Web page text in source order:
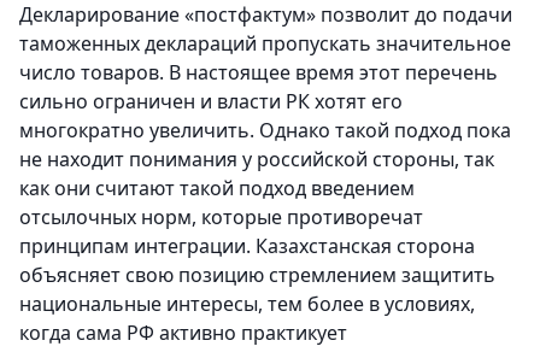
Декларирование «постфактум» позволит до подачи
таможенных деклараций пропускать значительное
число товаров. В настоящее время этот перечень
сильно ограничен и власти РК хотят его
многократно увеличить. Однако такой подход пока
не находит понимания у российской стороны, так
как они считают такой подход введением
отсылочных норм, которые противоречат
принципам интеграции. Казахстанская сторона
объясняет свою позицию стремлением защитить
национальные интересы, тем более в условиях,
когда сама РФ активно практикует